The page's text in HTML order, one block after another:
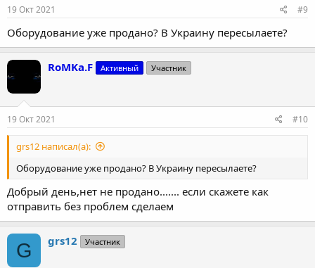
19 Окт 2021 #9
Оборудование уже продано? В Украину пересылаете?
RoMKa.F Активный Участник
19 Окт 2021 #10
grs12 написал(а):
Оборудование уже продано? В Украину пересылаете?
Добрый день,нет не продано....... если скажете как
отправить без проблем сделаем
G grs12 Участник